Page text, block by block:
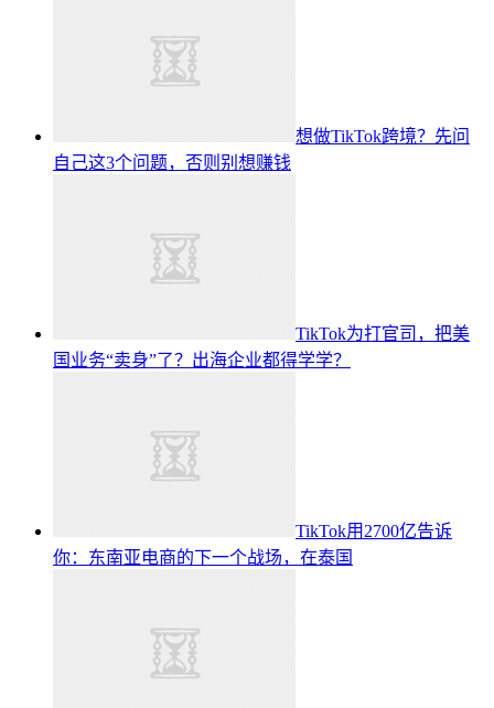
想做TikTok跨境？先问
自己这3个问题，否则别想赚钱
TikTok为打官司，把美
国业务“卖身”了？出海企业都得学学？
TikTok用2700亿告诉
你：东南亚电商的下一个战场，在泰国